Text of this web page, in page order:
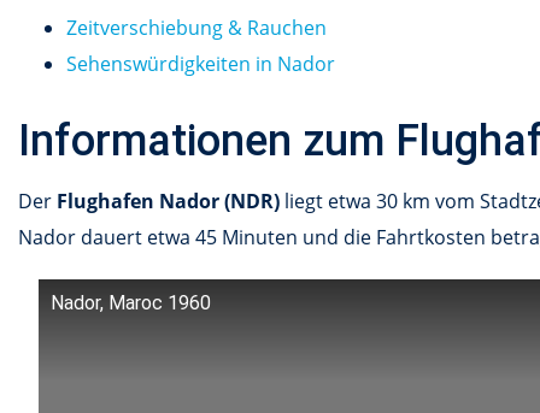
Zeitverschiebung & Rauchen
Sehenswürdigkeiten in Nador
Informationen zum
Der Flughafen Nador (NDR) liegt etwa 30 km vom
Nador dauert etwa 45 Minuten und die Fahrtkosten
Nador, Maroc 1960